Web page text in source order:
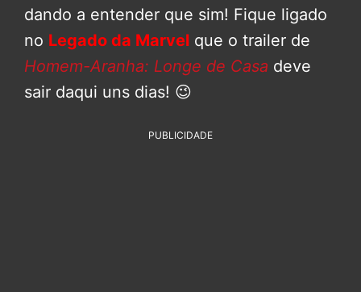
dando a entender que sim! Fique ligado
no Legado da Marvel que o trailer de
Homem-Aranha: Longe de Casa deve
sair daqui uns dias! 😉
PUBLICIDADE